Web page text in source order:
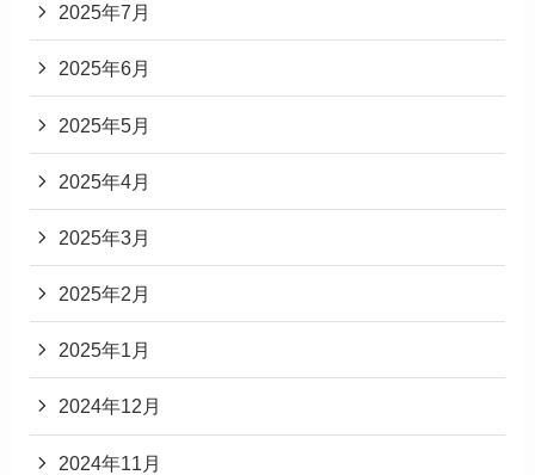
2025年7月
2025年6月
2025年5月
2025年4月
2025年3月
2025年2月
2025年1月
2024年12月
2024年11月